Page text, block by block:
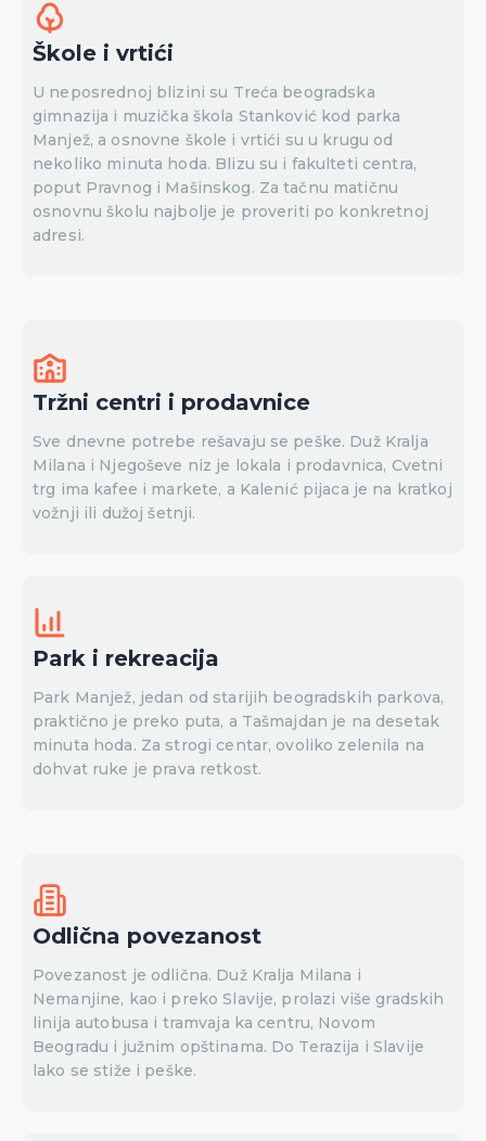
Škole i vrtići
U neposrednoj blizini su Treća beogradska
gimnazija i muzička škola Stanković kod parka
Manjež, a osnovne škole i vrtići su u krugu od
nekoliko minuta hoda. Blizu su i fakulteti centra,
poput Pravnog i Mašinskog. Za tačnu matičnu
osnovnu školu najbolje je proveriti po konkretnoj
adresi.
Tržni centri i prodavnice
Sve dnevne potrebe rešavaju se peške. Duž Kralja
Milana i Njegoševe niz je lokala i prodavnica, Cvetni
trg ima kafee i markete, a Kalenić pijaca je na kratkoj
vožnji ili dužoj šetnji.
Park i rekreacija
Park Manjež, jedan od starijih beogradskih parkova,
praktično je preko puta, a Tašmajdan je na desetak
minuta hoda. Za strogi centar, ovoliko zelenila na
dohvat ruke je prava retkost.
Odlična povezanost
Povezanost je odlična. Duž Kralja Milana i
Nemanjine, kao i preko Slavije, prolazi više gradskih
linija autobusa i tramvaja ka centru, Novom
Beogradu i južnim opštinama. Do Terazija i Slavije
lako se stiže i peške.